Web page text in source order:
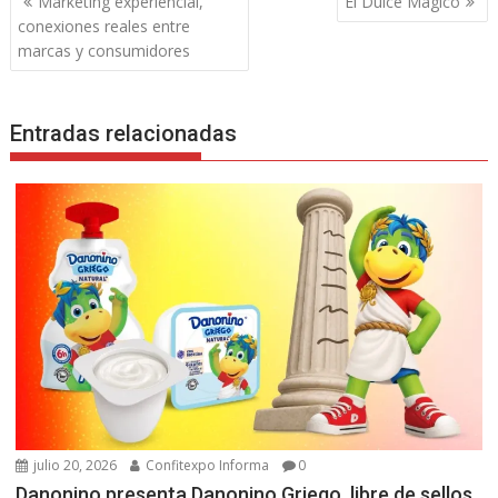
de
entradas
conexiones reales entre
marcas y consumidores
Entradas relacionadas
julio 20, 2026 Confitexpo Informa 0